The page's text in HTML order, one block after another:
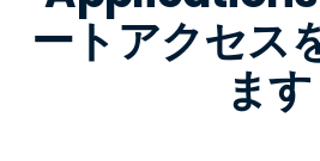
ートアクセス
ます